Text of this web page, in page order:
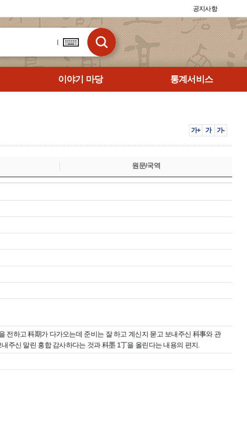
공지사항
이야기 마당 통계서비스
가+ 가 가-
원문/국역
전하고 科期가 다가오는데 준비는 잘 하고 계신지 묻고 보내주신 科事와 관
주신 말린 홍합 감사하다는 것과 科墨 1丁을 올린다는 내용의 편지.